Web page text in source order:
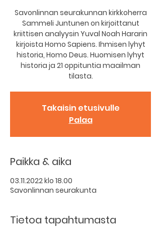
Savonlinnan seurakunnan kirkkoherra
Sammeli Juntunen on kirjoittanut
kriittisen analyysin Yuval Noah Hararin
kirjoista Homo Sapiens. Ihmisen lyhyt
historia, Homo Deus. Huomisen lyhyt
historia ja 21 oppituntia maailman
tilasta.
Takaisin etusivulle
Palaa
Paikka & aika
03.11.2022 klo 18.00
Savonlinnan seurakunta
Tietoa tapahtumasta